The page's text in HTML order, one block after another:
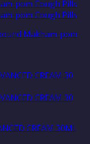
Makham-pom
CREAM 30ML